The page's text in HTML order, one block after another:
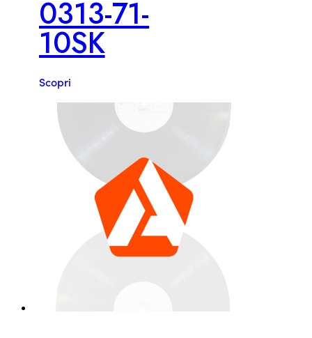
0313-71-
10SK
Scopri